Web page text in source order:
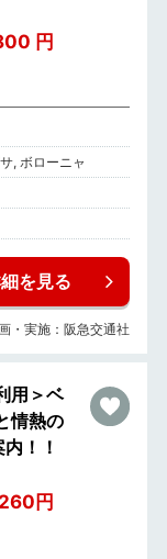
円
, ボローニャ
を見る
・実施：阪急交通社
用＞ベ
情熱の
！！
円